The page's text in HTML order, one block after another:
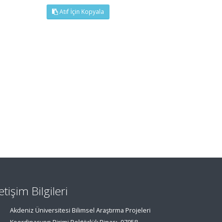
Atıf İçin Kopyala
Bilgileri
Akdeniz Üniversitesi Bilimsel Araştırma Projeleri